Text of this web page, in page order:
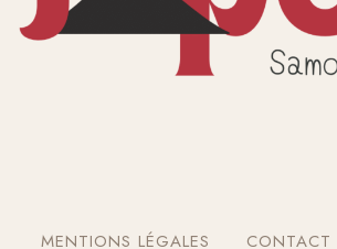
MENTIONS LÉGALES CONTACT